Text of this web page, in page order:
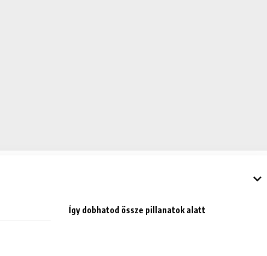
Így dobhatod össze pillanatok alatt